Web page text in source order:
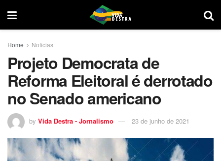
Home Noticias
Projeto Democrata de
Reforma Eleitoral é derrotado
no Senado americano
by Vida Destra - Jornalismo 23 de junho de 2021